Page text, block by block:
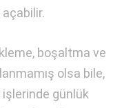
boşaltma ve
olsa bile,
işlerinde günlük